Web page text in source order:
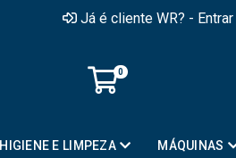
Já é cliente WR? - Entrar
0
HIGIENE E LIMPEZA MÁQUINAS